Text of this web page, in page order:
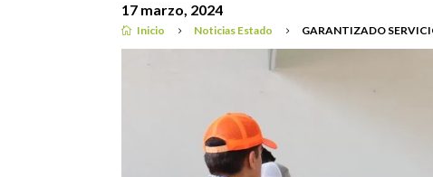
 Inicio 5 Noticias Estado 5 GARANTIZADO
Noticias Estado
17 marzo, 2024